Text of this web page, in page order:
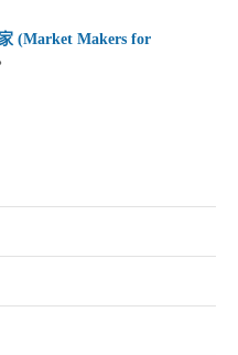
(Market Makers for